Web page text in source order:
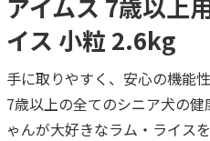
アイムス 7歳以上
イス 小粒 2.6kg
手に取りやすく、安心の機能
7歳以上の全てのシニア犬の
ゃんが大好きなラム・ライスを